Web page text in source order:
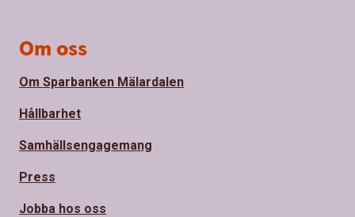
Om oss
Om Sparbanken Mälardalen
Hållbarhet
Samhällsengagemang
Press
Jobba hos oss